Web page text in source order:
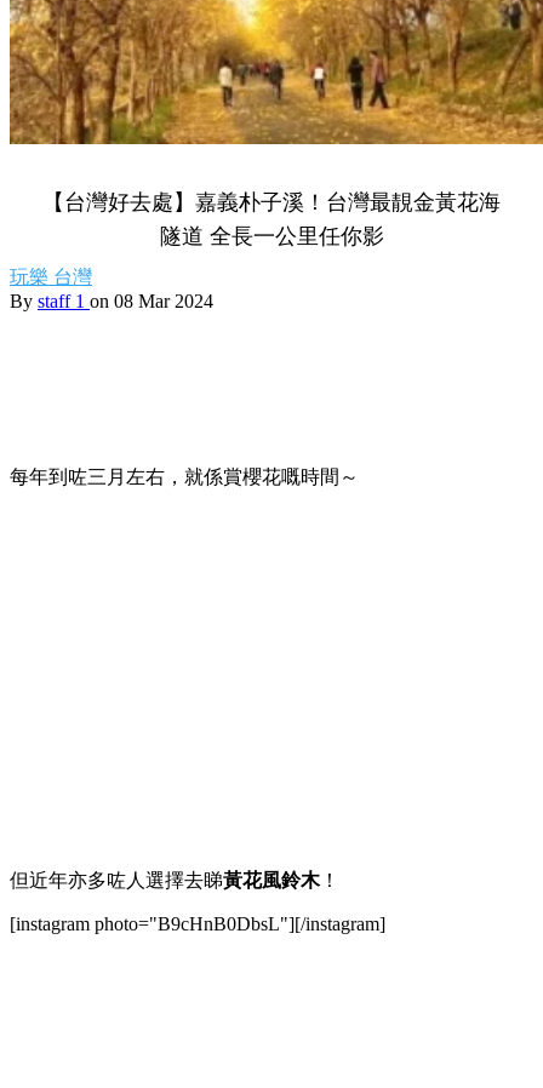
【台灣好去處】嘉義朴子溪！台灣最靚金黃花海
隧道 全長一公里任你影
玩樂 台灣
By staff 1 on 08 Mar 2024
每年到咗三月左右，就係賞櫻花嘅時間～
但近年亦多咗人選擇去睇黃花風鈴木！
[instagram photo="B9cHnB0DbsL"][/instagram]